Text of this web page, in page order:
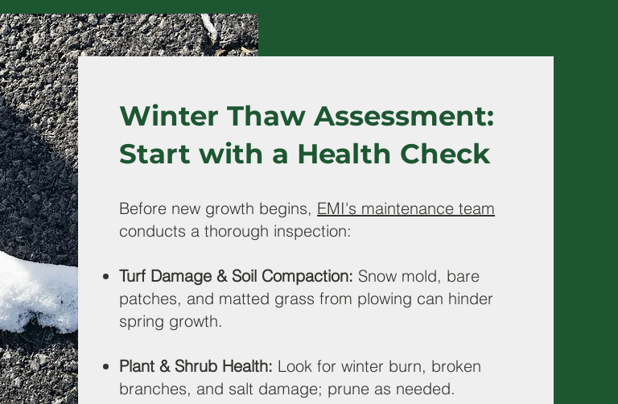
Winter Thaw Assessment:
Start with a Health Check
Before new growth begins, EMI's maintenance team
conducts a thorough inspection:
Turf Damage & Soil Compaction: Snow mold, bare
patches, and matted grass from plowing can hinder
spring growth.
Plant & Shrub Health: Look for winter burn, broken
branches, and salt damage; prune as needed.